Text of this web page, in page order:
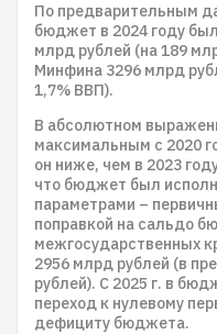
По предварительным
бюджет в 2024 году
млрд рублей (на 189
Минфина 3296 млрд
1,7% ВВП).
В абсолютном
максимальным с 2020
он ниже, чем в 2023
что бюджет был
параметрами –
поправкой на сальдо
межгосударственных
2956 млрд рублей (в
рублей). С 2025 г. в
переход к нулевому
дефициту бюджета.